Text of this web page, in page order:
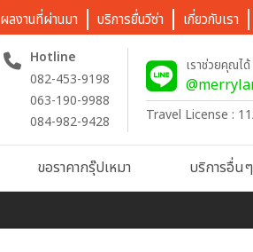
ผลงานที่ผ่านมา บริการยื่นวีซ่า เกี่ยวกับเรา
Hotline
082-453-9198
063-190-9988
084-982-9428
เราช่วยคุณได้
Travel License :
ขอราคากรุ๊ปเหมา บริการอื่นๆ